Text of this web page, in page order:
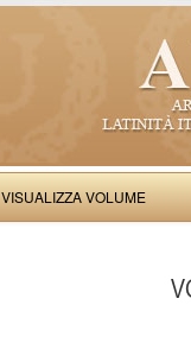
VISUALIZZA VOLUME